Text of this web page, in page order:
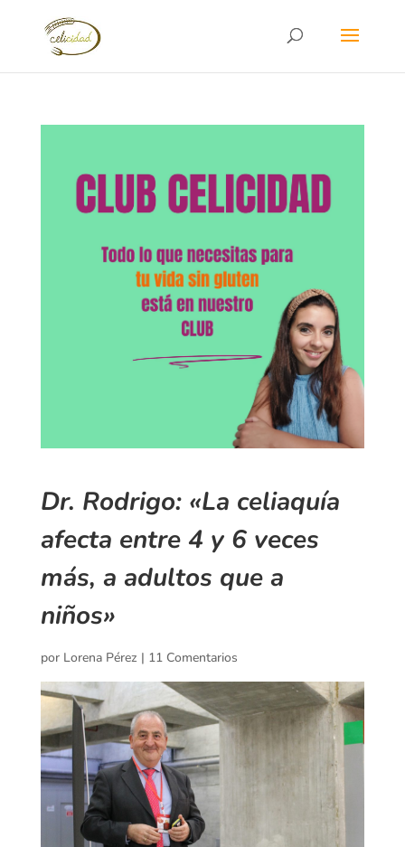
Dr. Rodrigo: «La celiaquía
afecta entre 4 y 6 veces
más, a adultos que a
niños»
por Lorena Pérez | 11 Comentarios